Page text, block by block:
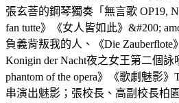
張玄菩的鋼琴獨奏「無言歌 OP19,
fan tutte》《女人皆如此》&#200;
負義背叛我的人、《Die Zauberflote
Konigin der Nacht夜之女王第二個
phantom of the opera》《歌劇魅影
串演出魅影；張校長、高副校長柏